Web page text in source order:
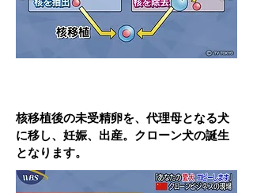
核移植後の未受精卵を、代理母となる犬
に移し、妊娠、出産。クローン犬の誕生
となります。